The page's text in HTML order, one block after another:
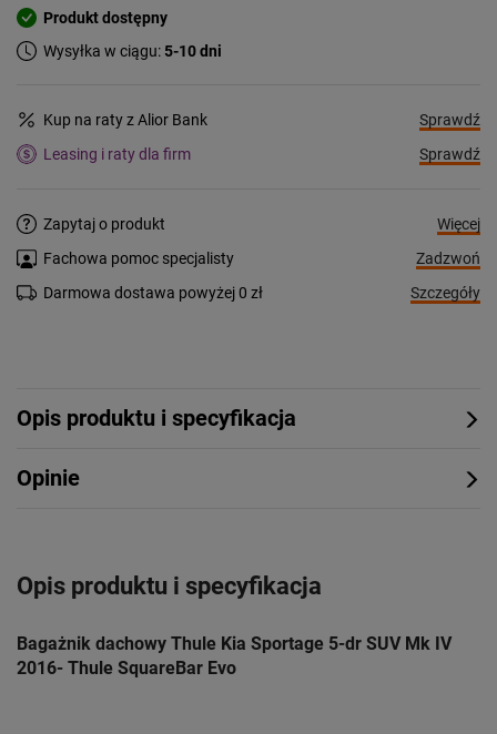
Produkt dostępny
Wysyłka w ciągu:5-10 dni
Kup na raty z Alior Bank
Sprawdź
Leasing i raty dla firm
Sprawdź
Zapytaj o produkt
Więcej
Fachowa pomoc specjalisty
Zadzwoń
Darmowa dostawa powyżej 0 zł
Szczegóły
Opis produktu i specyfikacja
Opinie
Opis produktu i specyfikacja
Bagażnik dachowy Thule Kia Sportage 5-dr SUV Mk IV
2016- Thule SquareBar Evo